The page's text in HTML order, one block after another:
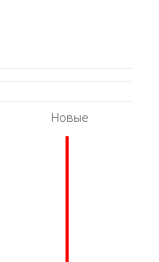
Новые